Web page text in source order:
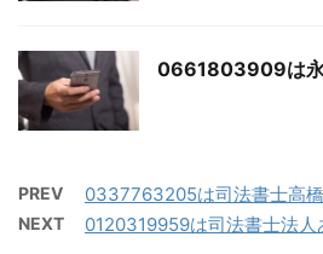
0661803909は永
PREV 0337763205は司法書士高
NEXT 0120319959は司法書士法人